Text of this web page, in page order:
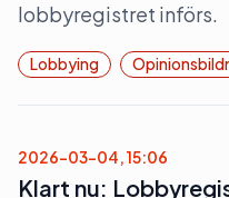
lobbyregistret införs.
Lobbying
2026-03-04, 15:06
Klart nu: